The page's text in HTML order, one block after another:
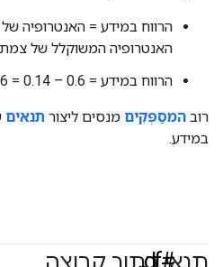
הרווח במידע = האנטרופיה
האנטרופיה המשוקלל של
הרווח במידע = 0.6 – 0.14 = 0.46
רוב המסַפְּקִים מנסים ליצור תנאים
במידע.
#df